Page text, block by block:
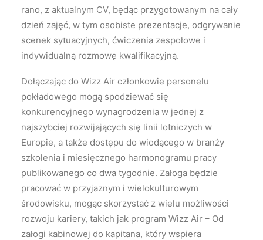
rano, z aktualnym CV, będąc przygotowanym na cały
dzień zajęć, w tym osobiste prezentacje, odgrywanie
scenek sytuacyjnych, ćwiczenia zespołowe i
indywidualną rozmowę kwalifikacyjną.
Dołączając do Wizz Air członkowie personelu
pokładowego mogą spodziewać się
konkurencyjnego wynagrodzenia w jednej z
najszybciej rozwijających się linii lotniczych w
Europie, a także dostępu do wiodącego w branży
szkolenia i miesięcznego harmonogramu pracy
publikowanego co dwa tygodnie. Załoga będzie
pracować w przyjaznym i wielokulturowym
środowisku, mogąc skorzystać z wielu możliwości
rozwoju kariery, takich jak program Wizz Air – Od
załogi kabinowej do kapitana, który wspiera